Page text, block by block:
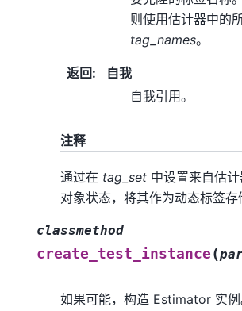
则使用估计器中的
tag_names。
返回:
自我
自我引用。
注释
通过在 tag_set 中设置来自估
对象状态，将其作为动态标签存
classmethod
create_test_instance (
如果可能，构造 Estimator 实例